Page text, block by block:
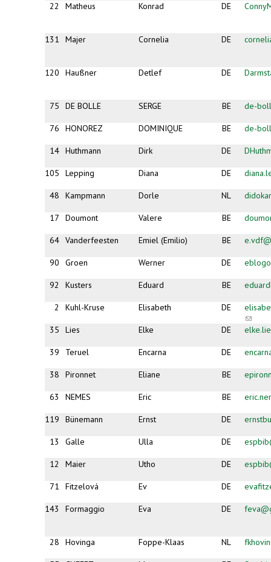
22 Matheus Konrad DE
131 Majer Cornelia DE
120 Haußner Detlef DE
75 DE BOLLE SERGE BE de-
76 HONOREZ DOMINIQUE BE de-
14 Huthmann Dirk DE
105 Lepping Diana DE
48 Kampmann Dorle NL
17 Doumont Valere BE
64 Vanderfeesten Emiel (Emilio) BE
90 Groen Werner DE
92 Kusters Eduard BE
2 Kuhl-Kruse Elisabeth DE
(link
sends
mail)
35 Lies Elke DE
39 Teruel Encarna DE
38 Pironnet Eliane BE
63 NEMES Eric BE
119 Bünemann Ernst DE
13 Galle Ulla DE
12 Maier Utho DE
71 Fitzelová Ev DE
143 Formaggio Eva DE
28 Hovinga Foppe-Klaas NL